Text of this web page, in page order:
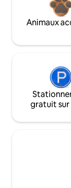
Animaux
gratuit sur